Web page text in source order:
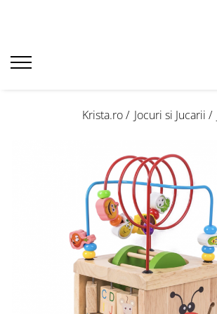
Krista.ro / Jocuri si Jucarii /